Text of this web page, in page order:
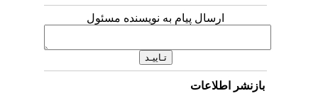
ارسال پیام به نویسنده مسئول
بازنشر اطلاعات